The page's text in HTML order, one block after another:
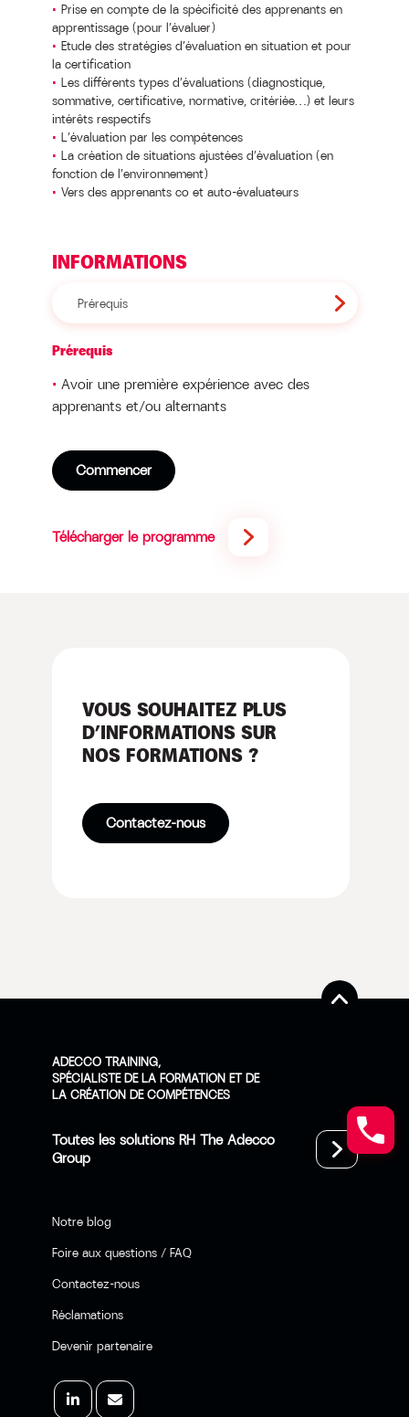
Prise en compte de la spécificité des apprenants en
apprentissage (pour l’évaluer)
Etude des stratégies d’évaluation en situation et pour
la certification
Les différents types d’évaluations (diagnostique,
sommative, certificative, normative, critériée…) et leurs
intérêts respectifs
L’évaluation par les compétences
La création de situations ajustées d’évaluation (en
fonction de l’environnement)
Vers des apprenants co et auto-évaluateurs
INFORMATIONS
Prérequis
Prérequis
Avoir une première expérience avec des
apprenants et/ou alternants
Commencer
Télécharger le programme
VOUS SOUHAITEZ PLUS
D’INFORMATIONS SUR
NOS FORMATIONS ?
Contactez-nous
ADECCO TRAINING,
SPÉCIALISTE DE LA FORMATION ET DE
LA CRÉATION DE COMPÉTENCES
Toutes les solutions RH The Adecco
Group
Notre blog
Foire aux questions / FAQ
Contactez-nous
Réclamations
Devenir partenaire